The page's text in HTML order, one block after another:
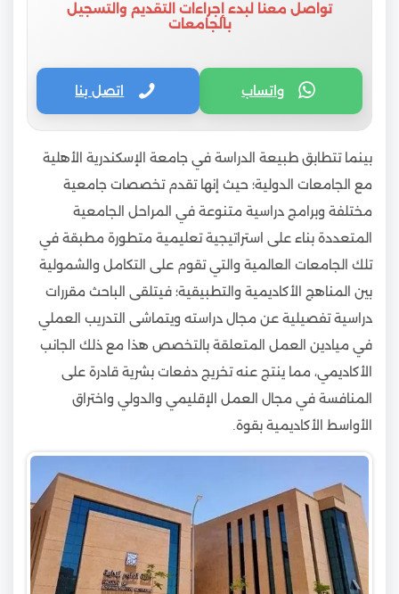
تواصل معنا لبدء إجراءات التقديم والتسجيل
بالجامعات
واتساب اتصل بنا
بينما تتطابق طبيعة الدراسة في جامعة الإسكندرية الأهلية
مع الجامعات الدولية؛ حيث إنها تقدم تخصصات جامعية
مختلفة وبرامج دراسية متنوعة في المراحل الجامعية
المتعددة بناء على استراتيجية تعليمية متطورة مطبقة في
تلك الجامعات العالمية والتي تقوم على التكامل والشمولية
بين المناهج الأكاديمية والتطبيقية؛ فيتلقى الباحث مقررات
دراسية تفصيلية عن مجال دراسته ويتماشى التدريب العملي
في ميادين العمل المتعلقة بالتخصص هذا مع ذلك الجانب
الأكاديمي، مما ينتج عنه تخريج دفعات بشرية قادرة على
المنافسة في مجال العمل الإقليمي والدولي واختراق
الأواسط الأكاديمية بقوة.